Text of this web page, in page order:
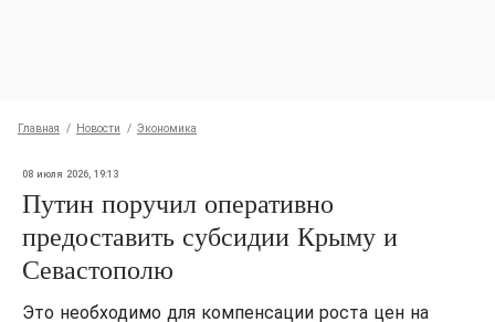
Главная Новости Экономика
08 июля 2026, 19:13
Путин поручил оперативно
предоставить субсидии Крыму и
Севастополю
Это необходимо для компенсации роста цен на